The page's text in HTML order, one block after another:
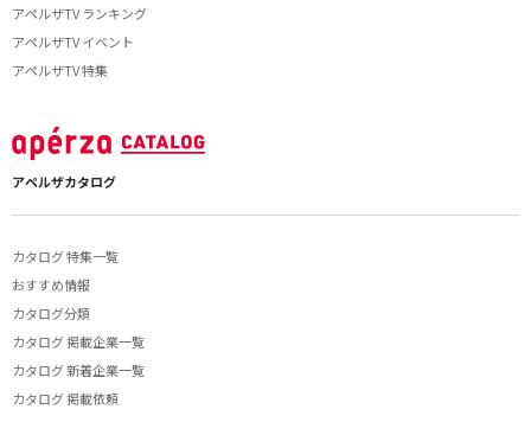
アペルザTV ランキング
アペルザTV イベント
アペルザTV 特集
アペルザカタログ
カタログ 特集一覧
おすすめ情報
カタログ分類
カタログ 掲載企業一覧
カタログ 新着企業一覧
カタログ 掲載依頼